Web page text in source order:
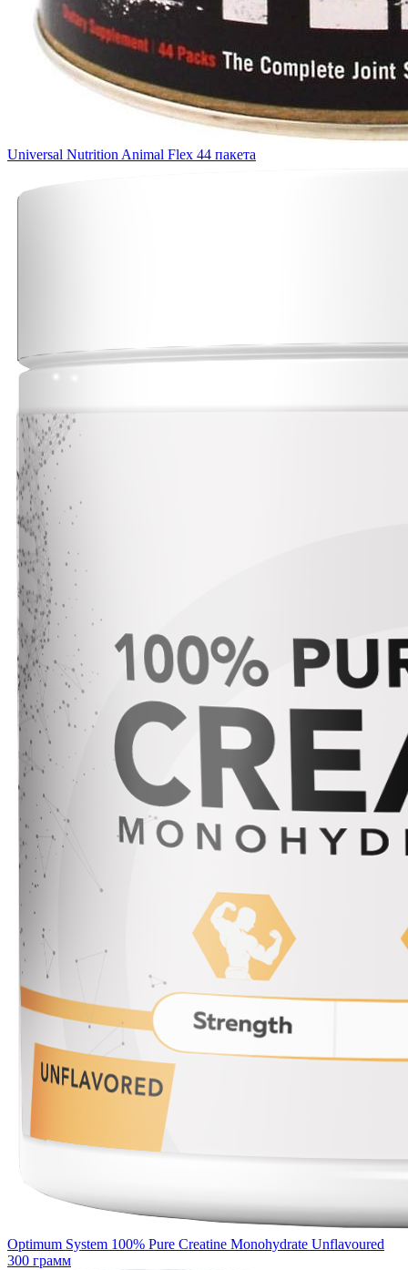
Universal Nutrition Animal Flex 44 пакета
Optimum System 100% Pure Creatine Monohydrate Unflavoured
300 грамм